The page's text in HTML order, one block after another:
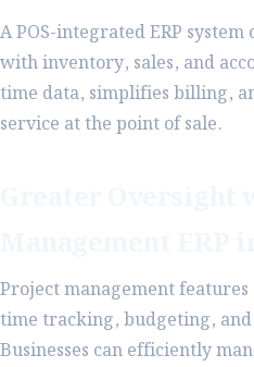
A POS-integrated ERP
with inventory, sales, and
time data, simplifies billing,
service at the point of sale.
Project management
time tracking, budgeting,
Businesses can efficiently